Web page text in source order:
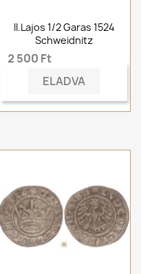
II.Lajos 1/2 Garas 1524
Schweidnitz
2 500 Ft
ELADVA